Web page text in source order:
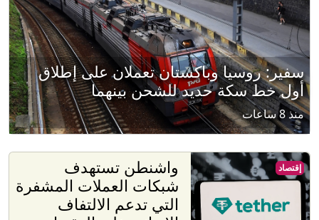
سفير: روسيا وباكستان تعملان على إطلاق
أول خط سكة حديد للشحن بينهما
منذ 8 ساعات
واشنطن تستهدف
شبكات العملات المشفرة
التي تدعم الالتفاف
إقتصاد